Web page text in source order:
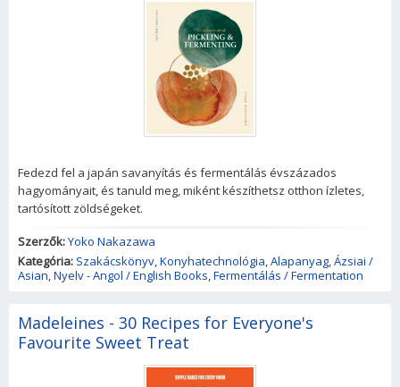
Fedezd fel a japán savanyítás és fermentálás évszázados
hagyományait, és tanuld meg, miként készíthetsz otthon ízletes,
tartósított zöldségeket.
Szerzők:Yoko Nakazawa
Kategória: Szakácskönyv,Konyhatechnológia,Alapanyag,Ázsiai /
Asian,Nyelv - Angol / English Books,Fermentálás / Fermentation
Madeleines - 30 Recipes for Everyone's
Favourite Sweet Treat